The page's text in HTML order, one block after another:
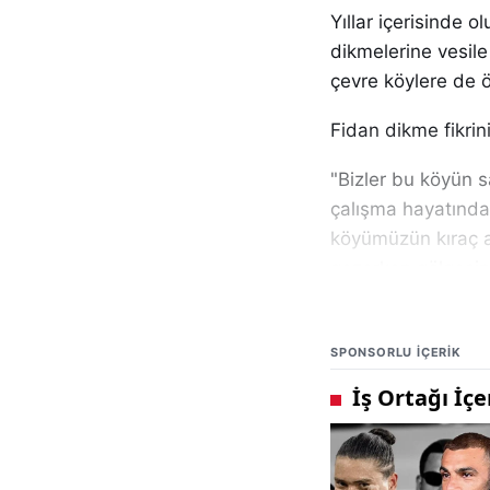
Yıllar içerisinde
dikmelerine
çevre köylere de
Fidan dikme
"Bizler bu köyün
çalışma
köyümüzün kıraç
gezerken
üzüntüsü içinde
diktik. Bu 5 fidan
bana birkaç
Burada ağaç
ağaçları diktik.
görenler de
SPONSORLU IÇERIK